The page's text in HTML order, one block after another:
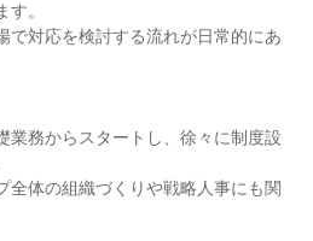
。
で対応を検討する流れが日常的にあ
業務からスタートし、徐々に制度設
全体の組織づくりや戦略人事にも関